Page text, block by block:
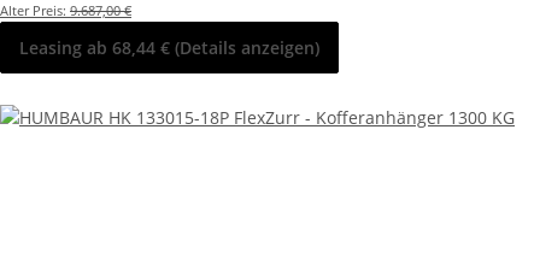
Alter Preis: 9.687,00 €
Leasing ab 68,44 € (Details anzeigen)